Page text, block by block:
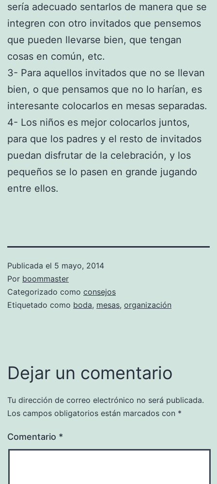
sería adecuado sentarlos de manera que se
integren con otro invitados que pensemos
que pueden llevarse bien, que tengan
cosas en común, etc.
3- Para aquellos invitados que no se llevan
bien, o que pensamos que no lo harían, es
interesante colocarlos en mesas separadas.
4- Los niños es mejor colocarlos juntos,
para que los padres y el resto de invitados
puedan disfrutar de la celebración, y los
pequeños se lo pasen en grande jugando
entre ellos.
Publicada el 5 mayo, 2014
Por boommaster
Categorizado como consejos
Etiquetado como boda, mesas, organización
Dejar un comentario
Tu dirección de correo electrónico no será publicada.
Los campos obligatorios están marcados con *
Comentario *